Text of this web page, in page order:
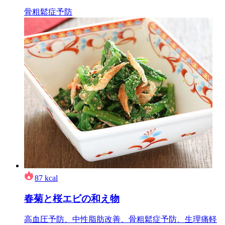
骨粗鬆症予防
87 kcal
春菊と桜エビの和え物
高血圧予防、中性脂肪改善、骨粗鬆症予防、生理痛軽